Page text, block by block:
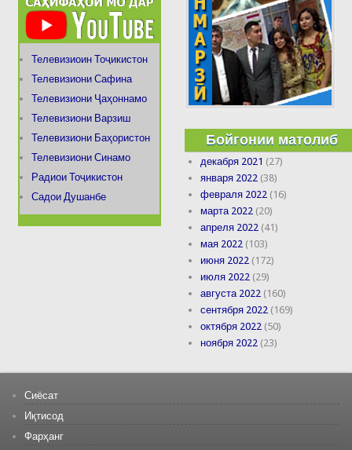
Телевизиоин Тоҷикистон
Телевизиони Сафина
Телевизиони Ҷаҳоннамо
Телевизиони Варзиш
Телевизиони Баҳористон
Телевизиони Синамо
Радиои Тоҷикистон
Садои Душанбе
Бойгонии матолиб
декабря 2021 (27)
января 2022 (38)
февраля 2022 (16)
марта 2022 (20)
апреля 2022 (41)
мая 2022 (103)
июня 2022 (172)
июля 2022 (29)
августа 2022 (160)
сентября 2022 (169)
октября 2022 (50)
ноября 2022 (23)
Сиёсат
Иқтисод
Фарҳанг